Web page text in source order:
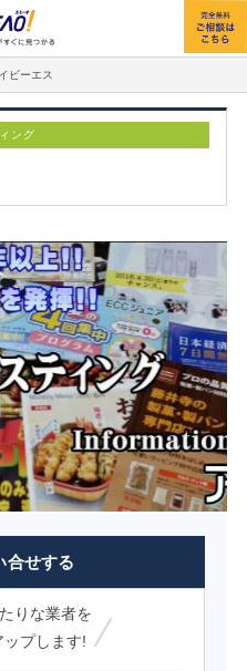
ビーエス
ング
合せする
りな業者を
プします!